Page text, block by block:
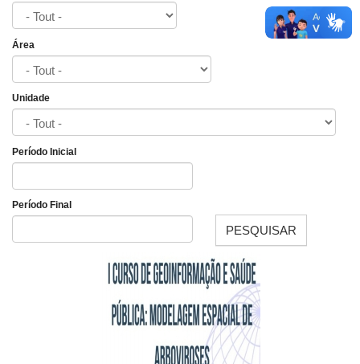
Área
Unidade
Período Inicial
Período Final
PESQUISAR